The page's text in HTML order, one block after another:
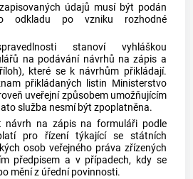
údajů musí být podán
odkladu po vzniku rozhodné
stanoví vyhláškou
na podávání návrhů na zápis a
které se k návrhům přikládají.
přikládaných listin Ministerstvo
uveřejní způsobem umožňujícím
služba nesmí být zpoplatněna.
návrh na zápis na formuláři podle
pro řízení týkající se státních
osob veřejného práva zřízených
předpisem a v případech, kdy se
mění z úřední povinnosti.